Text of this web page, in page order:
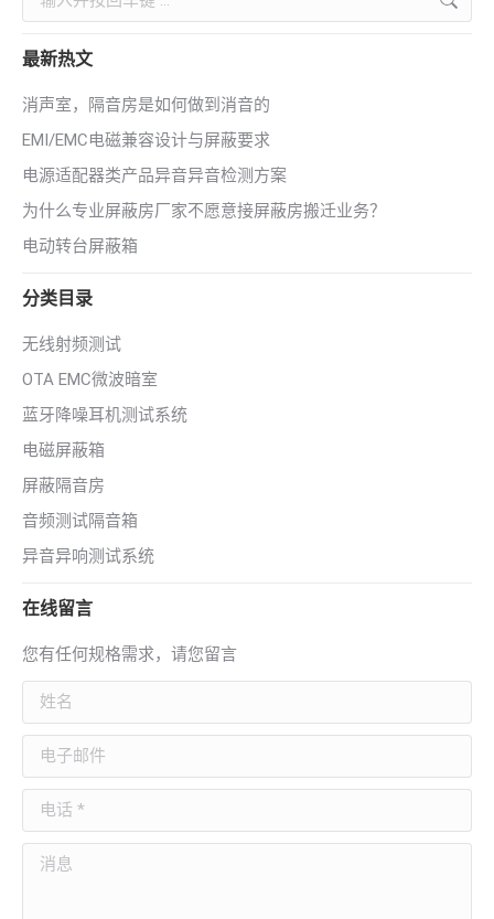
最新热文
消声室，隔音房是如何做到消音的
EMI/EMC电磁兼容设计与屏蔽要求
电源适配器类产品异音异音检测方案
为什么专业屏蔽房厂家不愿意接屏蔽房搬迁业务？
电动转台屏蔽箱
分类目录
无线射频测试
OTA EMC微波暗室
蓝牙降噪耳机测试系统
电磁屏蔽箱
屏蔽隔音房
音频测试隔音箱
异音异响测试系统
在线留言
您有任何规格需求，请您留言
姓名
电子邮件
电话 *
消息